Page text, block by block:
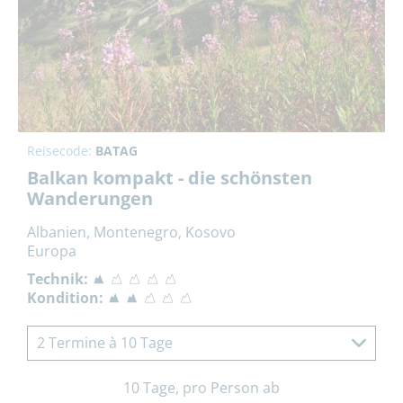
Reisecode: BATAG
Balkan kompakt - die schönsten
Wanderungen
Albanien, Montenegro, Kosovo
Europa
Technik:
Kondition:
2 Termine à 10 Tage
10 Tage, pro Person ab